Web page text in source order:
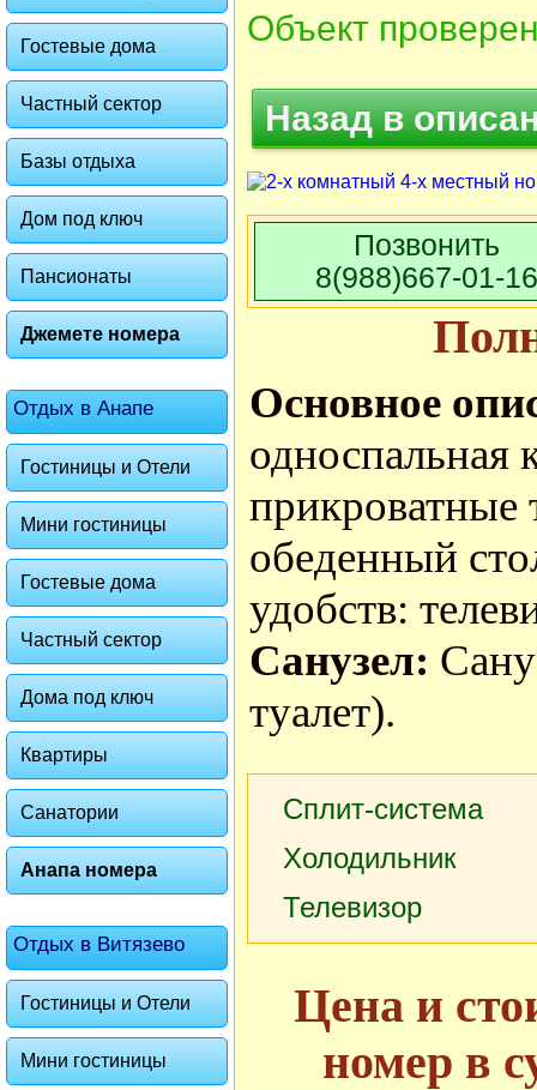
Гостевые дома
Частный сектор
Базы отдыха
Дом под ключ
Пансионаты
Джемете номера
Отдых в Анапе
Гостиницы и Отели
Мини гостиницы
Гостевые дома
Частный сектор
Дома под ключ
Квартиры
Санатории
Анапа номера
Отдых в Витязево
Гостиницы и Отели
Мини гостиницы
Объект
Назад в
Позвонить
8(988)667-01-16
Основное
односпальная
прикроватные
обеденный
удобств:
Санузел:
туалет).
Сплит-система
Холодильник
Телевизор
Цена и
номер в